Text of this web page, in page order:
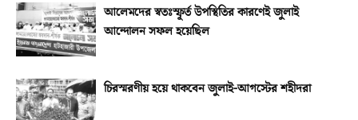
আলেমদের স্বতঃস্ফূর্ত উপস্থিতির কারণেই জুলাই
আন্দোলন সফল হয়েছিল
চিরস্মরণীয় হয়ে থাকবেন জুলাই-আগস্টের শহীদরা